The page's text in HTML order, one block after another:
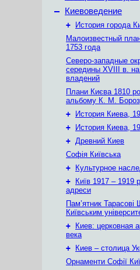
– Киевоведение
+
История города
Малоизвестный
1753 года
Северо-западные
середины XVIII в. на
владений
Плани Києва 1810
альбому К. М.
+
История Киева,
+
История Киева,
+ Древний Киев
Софія Київська
+
Культурное
+
Київ 1917 – 1919
адреси
Пам’ятник
Київським
+
Киев: церковная
века
+
Киев – столица
Орнаменти Софії